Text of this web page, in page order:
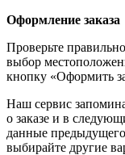
Оформление заказа
Проверьте
выбор
кнопку «Оформить
Наш сервис
о заказе и в
данные предыдущего
выбирайте другие